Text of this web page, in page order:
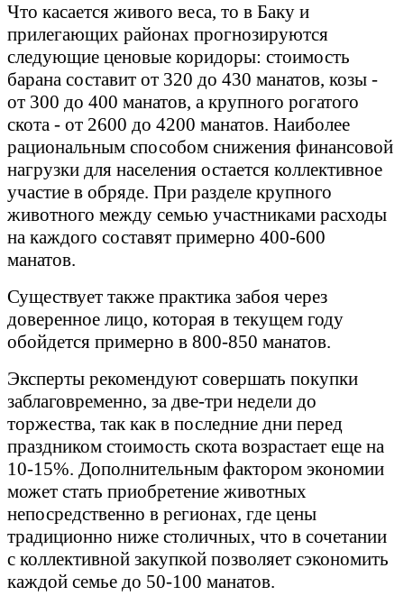
Что касается живого веса, то в Баку и
прилегающих районах прогнозируются
следующие ценовые коридоры: стоимость
барана составит от 320 до 430 манатов, козы -
от 300 до 400 манатов, а крупного рогатого
скота - от 2600 до 4200 манатов. Наиболее
рациональным способом снижения финансовой
нагрузки для населения остается коллективное
участие в обряде. При разделе крупного
животного между семью участниками расходы
на каждого составят примерно 400-600
манатов.
Существует также практика забоя через
доверенное лицо, которая в текущем году
обойдется примерно в 800-850 манатов.
Эксперты рекомендуют совершать покупки
заблаговременно, за две-три недели до
торжества, так как в последние дни перед
праздником стоимость скота возрастает еще на
10-15%. Дополнительным фактором экономии
может стать приобретение животных
непосредственно в регионах, где цены
традиционно ниже столичных, что в сочетании
с коллективной закупкой позволяет сэкономить
каждой семье до 50-100 манатов.